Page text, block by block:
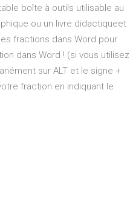
boîte à outils utilisable au
ou un livre didactiqueet
fractions dans Word pour
dans Word ! (si vous utilisez
sur ALT et le signe +
fraction en indiquant le